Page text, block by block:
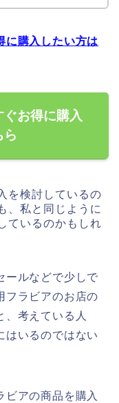
に購入したい方は
お得に購入
ら
を検討しているの
、私と同じように
ているのかもしれ
ールなどで少しで
フラビアのお店の
、考えている人
はいるのではない
ビアの商品を購入